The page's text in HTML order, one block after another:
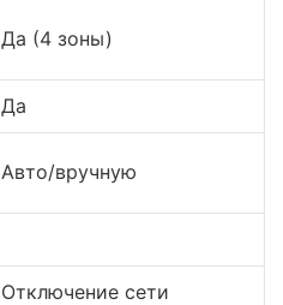
Да (4 зоны)
Да
Авто/вручную
Отключение сети